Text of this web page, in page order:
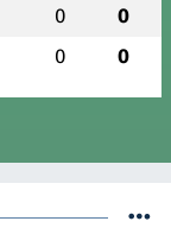
0 0
0 0